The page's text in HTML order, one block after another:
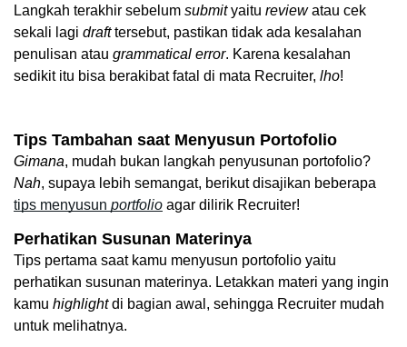
Langkah terakhir sebelum submit yaitu review atau cek
sekali lagi draft tersebut, pastikan tidak ada kesalahan
penulisan atau grammatical error. Karena kesalahan
sedikit itu bisa berakibat fatal di mata Recruiter, lho!
Tips Tambahan saat Menyusun Portofolio
Gimana
Nah
tips menyusun portfolio agar dilirik Recruiter!
Perhatikan Susunan Materinya
Tips pertama saat kamu menyusun portofolio yaitu
perhatikan susunan materinya. Letakkan materi yang ingin
kamu highlight di bagian awal, sehingga Recruiter mudah
untuk melihatnya.